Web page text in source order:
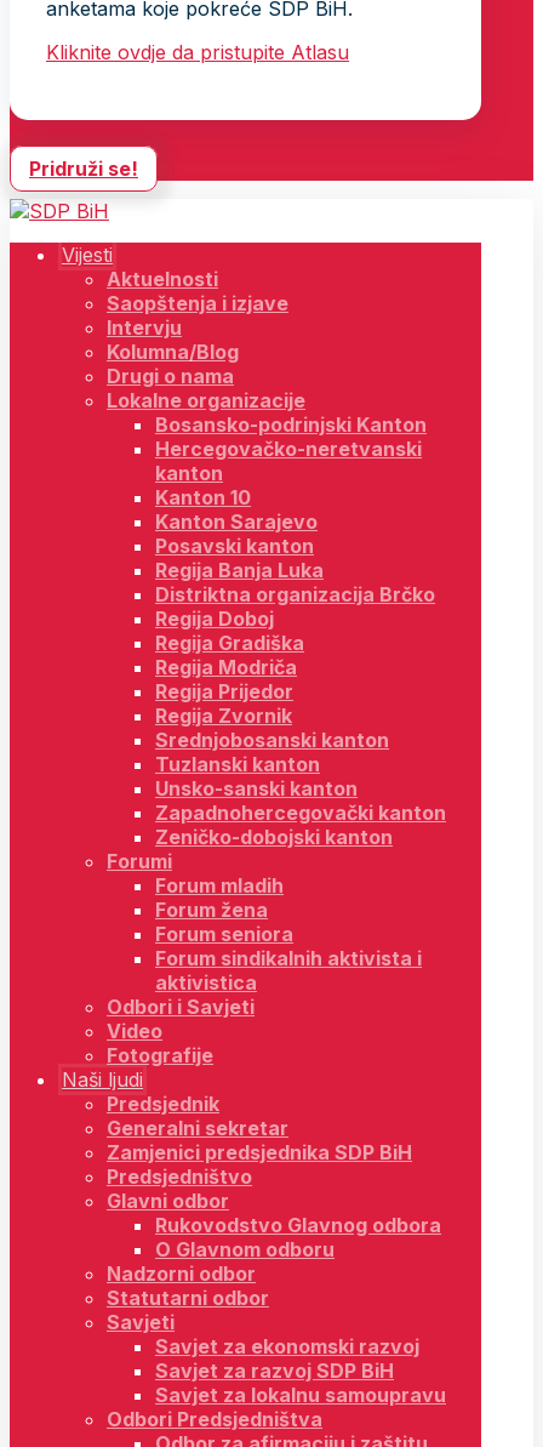
anketama koje pokreće SDP BiH.
Kliknite ovdje da pristupite Atlasu
Pridruži se!
Vijesti
Aktuelnosti
Saopštenja i izjave
Intervju
Kolumna/Blog
Drugi o nama
Lokalne organizacije
Bosansko-podrinjski Kanton
Hercegovačko-neretvanski
kanton
Kanton 10
Kanton Sarajevo
Posavski kanton
Regija Banja Luka
Distriktna organizacija Brčko
Regija Doboj
Regija Gradiška
Regija Modriča
Regija Prijedor
Regija Zvornik
Srednjobosanski kanton
Tuzlanski kanton
Unsko-sanski kanton
Zapadnohercegovački kanton
Zeničko-dobojski kanton
Forumi
Forum mladih
Forum žena
Forum seniora
Forum sindikalnih aktivista i
aktivistica
Odbori i Savjeti
Video
Fotografije
Naši ljudi
Predsjednik
Generalni sekretar
Zamjenici predsjednika SDP BiH
Predsjedništvo
Glavni odbor
Rukovodstvo Glavnog odbora
O Glavnom odboru
Nadzorni odbor
Statutarni odbor
Savjeti
Savjet za ekonomski razvoj
Savjet za razvoj SDP BiH
Savjet za lokalnu samoupravu
Odbori Predsjedništva